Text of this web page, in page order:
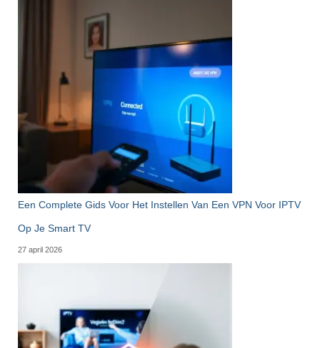
Een Complete Gids Voor Het Instellen Van Een VPN Voor IPTV
Op Je Smart TV
27 april 2026